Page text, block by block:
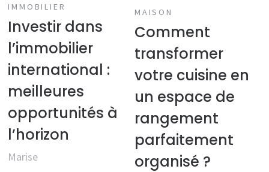
IMMOBILIER
Investir dans
l’immobilier
international :
meilleures
opportunités à
l’horizon
Marise
MAISON
Comment
transformer
votre cuisine en
un espace de
rangement
parfaitement
organisé ?